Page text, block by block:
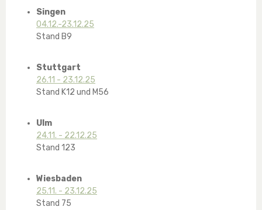
Singen
04.12.-23.12.25
Stand B9
Stuttgart
26.11 - 23.12.25
Stand K12 und M56
Ulm
24.11. - 22.12.25
Stand 123
Wiesbaden
25.11. - 23.12.25
Stand 75